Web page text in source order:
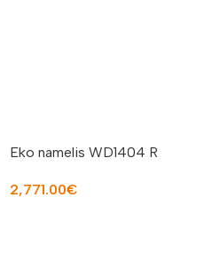
Eko namelis WD1404 R
2,771.00€